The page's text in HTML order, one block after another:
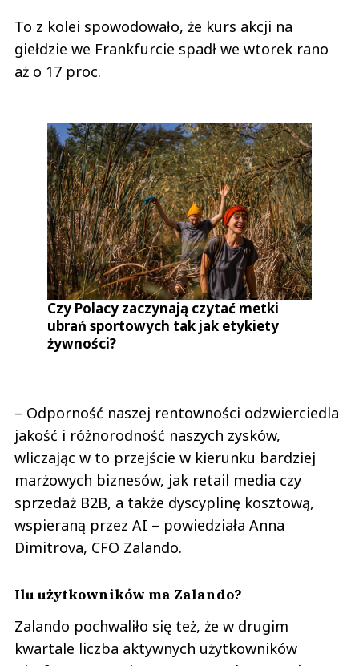
To z kolei spowodowało, że kurs akcji na
giełdzie we Frankfurcie spadł we wtorek rano
aż o 17 proc.
Czy Polacy zaczynają czytać metki
ubrań sportowych tak jak etykiety
żywności?
– Odporność naszej rentowności odzwierciedla
jakość i różnorodność naszych zysków,
wliczając w to przejście w kierunku bardziej
marżowych biznesów, jak retail media czy
sprzedaż B2B, a także dyscyplinę kosztową,
wspieraną przez AI – powiedziała Anna
Dimitrova, CFO Zalando.
Ilu użytkowników ma Zalando?
Zalando pochwaliło się też, że w drugim
kwartale liczba aktywnych użytkowników